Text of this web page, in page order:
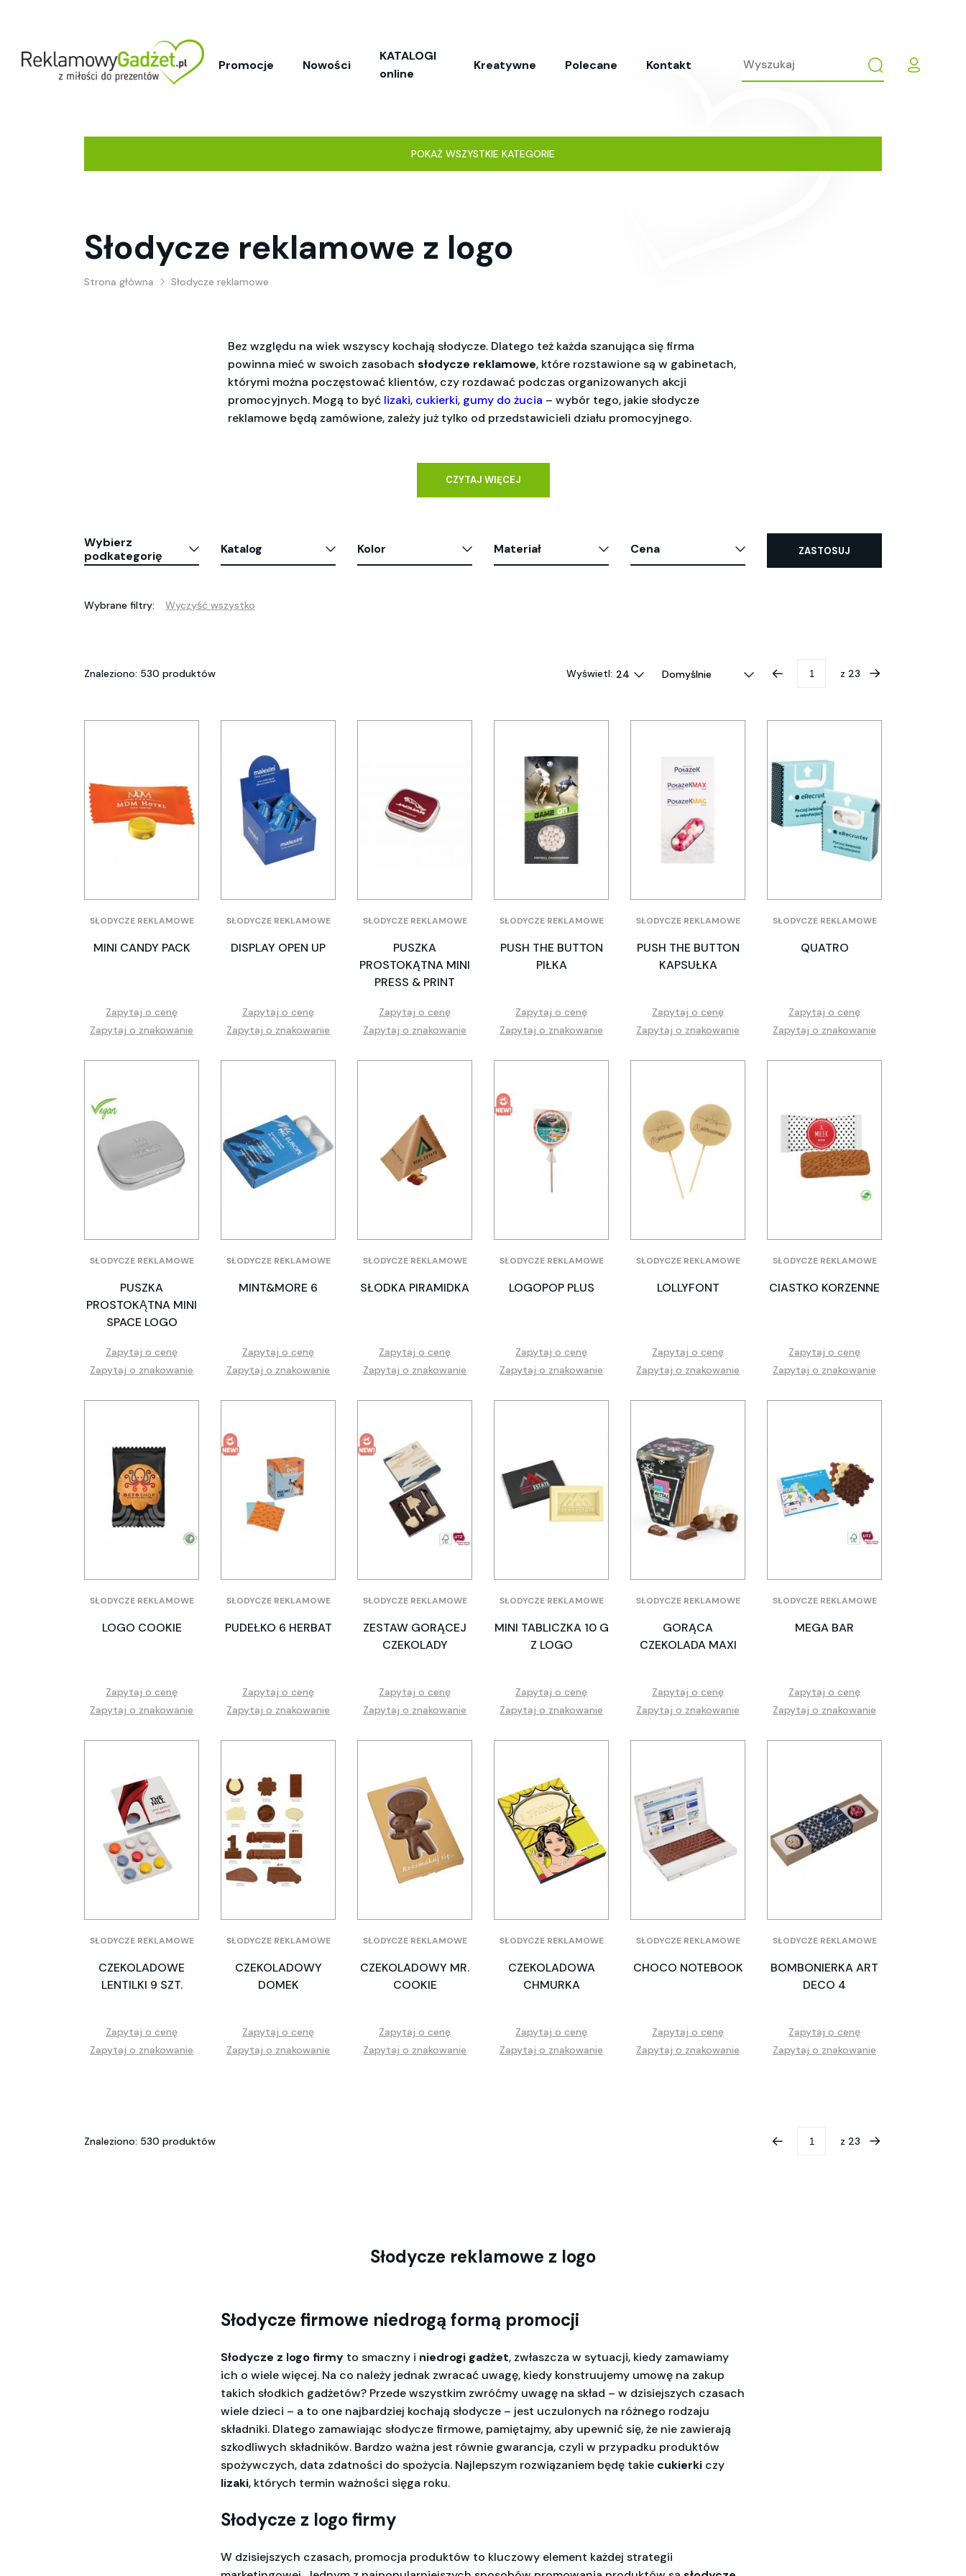
Promocje Nowości
KATALOGI
online
Kreatywne Polecane Kontakt
POKAŻ WSZYSTKIE KATEGORIE
Słodycze reklamowe z logo
Strona główna Słodycze reklamowe
Bez względu na wiek wszyscy kochają słodycze. Dlatego też każda szanująca się firma
powinna mieć w swoich zasobach słodycze reklamowe, które rozstawione są w gabinetach,
którymi można poczęstować klientów, czy rozdawać podczas organizowanych akcji
promocyjnych. Mogą to być lizaki, cukierki, gumy do żucia – wybór tego, jakie słodycze
reklamowe będą zamówione, zależy już tylko od przedstawicieli działu promocyjnego.
CZYTAJ WIĘCEJ
Wybierz
podkategorię
Katalog Kolor Materiał Cena ZASTOSUJ
Wybrane filtry: Wyczyść wszystko
Znaleziono: 530 produktów Wyświetl: z 23
SŁODYCZE REKLAMOWE
MINI CANDY PACK
Zapytaj o cenę
Zapytaj o znakowanie
SŁODYCZE REKLAMOWE
DISPLAY OPEN UP
Zapytaj o cenę
Zapytaj o znakowanie
SŁODYCZE REKLAMOWE
PUSZKA
PROSTOKĄTNA MINI
PRESS & PRINT
Zapytaj o cenę
Zapytaj o znakowanie
SŁODYCZE REKLAMOWE
PUSH THE BUTTON
PIŁKA
Zapytaj o cenę
Zapytaj o znakowanie
SŁODYCZE REKLAMOWE
PUSH THE BUTTON
KAPSUŁKA
Zapytaj o cenę
Zapytaj o znakowanie
SŁODYCZE REKLAMOWE
QUATRO
Zapytaj o cenę
Zapytaj o znakowanie
SŁODYCZE REKLAMOWE
PUSZKA
PROSTOKĄTNA MINI
SPACE LOGO
Zapytaj o cenę
Zapytaj o znakowanie
SŁODYCZE REKLAMOWE
MINT&MORE 6
Zapytaj o cenę
Zapytaj o znakowanie
SŁODYCZE REKLAMOWE
SŁODKA PIRAMIDKA
Zapytaj o cenę
Zapytaj o znakowanie
SŁODYCZE REKLAMOWE
LOGOPOP PLUS
Zapytaj o cenę
Zapytaj o znakowanie
SŁODYCZE REKLAMOWE
LOLLYFONT
Zapytaj o cenę
Zapytaj o znakowanie
SŁODYCZE REKLAMOWE
CIASTKO KORZENNE
Zapytaj o cenę
Zapytaj o znakowanie
SŁODYCZE REKLAMOWE
LOGO COOKIE
Zapytaj o cenę
Zapytaj o znakowanie
SŁODYCZE REKLAMOWE
PUDEŁKO 6 HERBAT
Zapytaj o cenę
Zapytaj o znakowanie
SŁODYCZE REKLAMOWE
ZESTAW GORĄCEJ
CZEKOLADY
Zapytaj o cenę
Zapytaj o znakowanie
SŁODYCZE REKLAMOWE
MINI TABLICZKA 10 G
Z LOGO
Zapytaj o cenę
Zapytaj o znakowanie
SŁODYCZE REKLAMOWE
GORĄCA
CZEKOLADA MAXI
Zapytaj o cenę
Zapytaj o znakowanie
SŁODYCZE REKLAMOWE
MEGA BAR
Zapytaj o cenę
Zapytaj o znakowanie
SŁODYCZE REKLAMOWE
CZEKOLADOWE
LENTILKI 9 SZT.
Zapytaj o cenę
Zapytaj o znakowanie
SŁODYCZE REKLAMOWE
CZEKOLADOWY
DOMEK
Zapytaj o cenę
Zapytaj o znakowanie
SŁODYCZE REKLAMOWE
CZEKOLADOWY MR.
COOKIE
Zapytaj o cenę
Zapytaj o znakowanie
SŁODYCZE REKLAMOWE
CZEKOLADOWA
CHMURKA
Zapytaj o cenę
Zapytaj o znakowanie
SŁODYCZE REKLAMOWE
CHOCO NOTEBOOK
Zapytaj o cenę
Zapytaj o znakowanie
SŁODYCZE REKLAMOWE
BOMBONIERKA ART
DECO 4
Zapytaj o cenę
Zapytaj o znakowanie
Znaleziono: 530 produktów z 23
Słodycze reklamowe z logo
Słodycze firmowe niedrogą formą promocji
Słodycze z logo firmy to smaczny i niedrogi gadżet, zwłaszcza w sytuacji, kiedy zamawiamy
ich o wiele więcej. Na co należy jednak zwracać uwagę, kiedy konstruujemy umowę na zakup
takich słodkich gadżetów? Przede wszystkim zwróćmy uwagę na skład – w dzisiejszych czasach
wiele dzieci – a to one najbardziej kochają słodycze – jest uczulonych na różnego rodzaju
składniki. Dlatego zamawiając słodycze firmowe, pamiętajmy, aby upewnić się, że nie zawierają
szkodliwych składników. Bardzo ważna jest równie gwarancja, czyli w przypadku produktów
spożywczych, data zdatności do spożycia. Najlepszym rozwiązaniem będę takie cukierki czy
lizaki, których termin ważności sięga roku.
Słodycze z logo firmy
W dzisiejszych czasach, promocja produktów to kluczowy element każdej strategii